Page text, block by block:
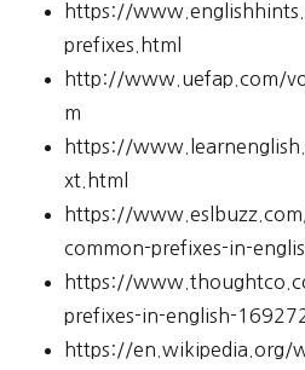
https://
prefixes.html
http://www.uefap.com/
m
https://
xt.html
https://
common-prefixes-in-
https://
prefixes-in-english-
https://en.wikipedia.org/